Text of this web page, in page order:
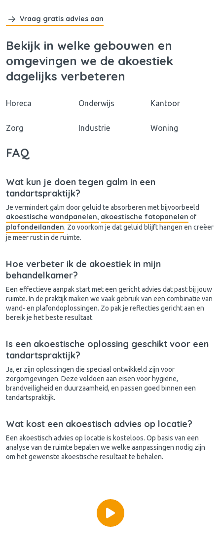
Vraag gratis advies aan
Bekijk in welke gebouwen en
omgevingen we de akoestiek
dagelijks verbeteren
Horeca Onderwijs Kantoor
Zorg Industrie Woning
FAQ
Wat kun je doen tegen galm in een
tandartspraktijk?
Je vermindert galm door geluid te absorberen met bijvoorbeeld
akoestische wandpanelen, akoestische fotopanelen of
plafondeilanden. Zo voorkom je dat geluid blijft hangen en creëer
je meer rust in de ruimte.
Hoe verbeter ik de akoestiek in mijn
behandelkamer?
Een effectieve aanpak start met een gericht advies dat past bij jouw
ruimte. In de praktijk maken we vaak gebruik van een combinatie van
wand- en plafondoplossingen. Zo pak je reflecties gericht aan en
bereik je het beste resultaat.
Is een akoestische oplossing geschikt voor een
tandartspraktijk?
Ja, er zijn oplossingen die speciaal ontwikkeld zijn voor
zorgomgevingen. Deze voldoen aan eisen voor hygiëne,
brandveiligheid en duurzaamheid, en passen goed binnen een
tandartspraktijk.
Wat kost een akoestisch advies op locatie?
Een akoestisch advies op locatie is kosteloos. Op basis van een
analyse van de ruimte bepalen we welke aanpassingen nodig zijn
om het gewenste akoestische resultaat te behalen.